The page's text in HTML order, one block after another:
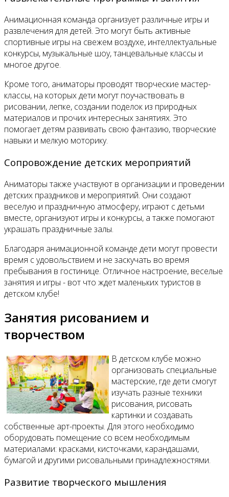
Анимационная команда организует различные игры и
развлечения для детей. Это могут быть активные
спортивные игры на свежем воздухе, интеллектуальные
конкурсы, музыкальные шоу, танцевальные классы и
многое другое.
Кроме того, аниматоры проводят творческие мастер-
классы, на которых дети могут поучаствовать в
рисовании, лепке, создании поделок из природных
материалов и прочих интересных занятиях. Это
помогает детям развивать свою фантазию, творческие
навыки и мелкую моторику.
Сопровождение детских мероприятий
Аниматоры также участвуют в организации и проведении
детских праздников и мероприятий. Они создают
веселую и праздничную атмосферу, играют с детьми
вместе, организуют игры и конкурсы, а также помогают
украшать праздничные залы.
Благодаря анимационной команде дети могут провести
время с удовольствием и не заскучать во время
пребывания в гостинице. Отличное настроение, веселые
занятия и игры - вот что ждет маленьких туристов в
детском клубе!
Занятия рисованием и
творчеством
В детском клубе можно
организовать специальные
мастерские, где дети смогут
изучать разные техники
рисования, рисовать
картинки и создавать
собственные арт-проекты. Для этого необходимо
оборудовать помещение со всем необходимым
материалами: красками, кисточками, карандашами,
бумагой и другими рисовальными принадлежностями.
Развитие творческого мышления